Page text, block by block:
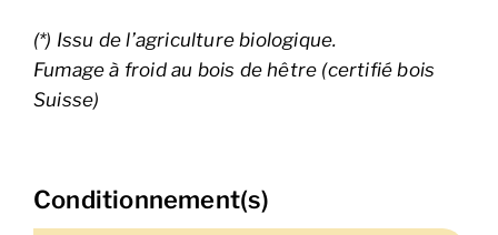
(*) Issu de l’agriculture biologique.
Fumage à froid au bois de hêtre (certifié bois
Suisse)
Conditionnement(s)